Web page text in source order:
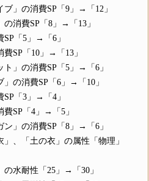
」の消費SP「9」→「12」
消費SP「8」→「13」
「5」→「6」
SP「10」→「13」
」の消費SP「5」→「6」
の消費SP「6」→「10」
「3」→「4」
SP「4」→「5」
」の消費SP「8」→「6」
、「土の衣」の属性「物理」
水耐性「25」→「30」